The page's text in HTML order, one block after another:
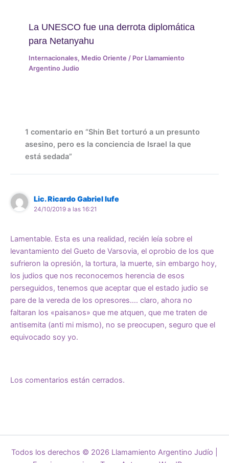
La UNESCO fue una derrota diplomática
para Netanyahu
Internacionales, Medio Oriente / Por Llamamiento
Argentino Judio
1 comentario en “Shin Bet torturó a un presunto
asesino, pero es la conciencia de Israel la que
está sedada”
Lic. Ricardo Gabriel Iufe
24/10/2019 a las 16:21
Lamentable. Esta es una realidad, recién leía sobre el
levantamiento del Gueto de Varsovia, el oprobio de los que
sufrieron la opresión, la tortura, la muerte, sin embargo hoy,
los judios que nos reconocemos herencia de esos
perseguidos, tenemos que aceptar que el estado judio se
pare de la vereda de los opresores…. claro, ahora no
faltaran los «paisanos» que me atquen, que me traten de
antisemita (anti mi mismo), no se preocupen, seguro que el
equivocado soy yo.
Los comentarios están cerrados.
Todos los derechos © 2026 Llamamiento Argentino Judío |